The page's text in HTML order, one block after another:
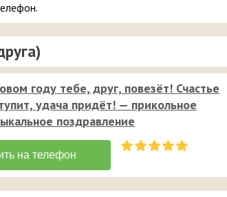
году тебе, друг, повезёт! Счастье
удача придёт! — прикольное
поздравление